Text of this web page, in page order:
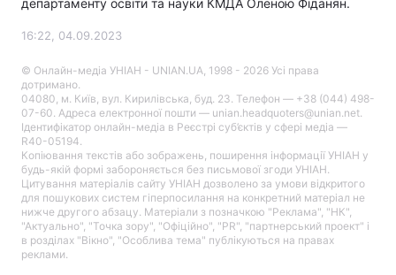
департаменту освіти та науки КМДА Оленою Фіданян.
16:22, 04.09.2023
© Онлайн-медіа УНІАН - UNIAN.UA, 1998 - 2026 Усі права
дотримано.
04080, м. Київ, вул. Кирилівська, буд. 23. Телефон — +38 (044) 498-
07-60. Адреса електронної пошти — unian.headquoters@unian.net.
Ідентифікатор онлайн-медіа в Реєстрі суб’єктів у сфері медіа —
R40-05194.
Копіювання текстів або зображень, поширення інформації УНІАН у
будь-якій формі забороняється без письмової згоди УНІАН.
Цитування матеріалів сайту УНІАН дозволено за умови відкритого
для пошукових систем гіперпосилання на конкретний матеріал не
нижче другого абзацу. Матеріали з позначкою "Реклама", "НК",
"Актуально", "Точка зору", "Офіційно", "PR", "партнерський проект" і
в розділах "Вікно", "Особлива тема" публікуються на правах
реклами.